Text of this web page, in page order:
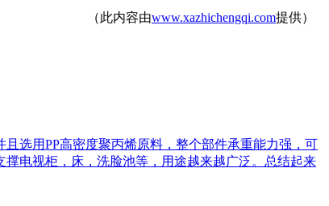
（此内容由www.xazhichengqi.com提供）
选用PP高密度聚丙烯原料，整个部件承重能力强，可
电视柜，床，洗脸池等，用途越来越广泛。总结起来